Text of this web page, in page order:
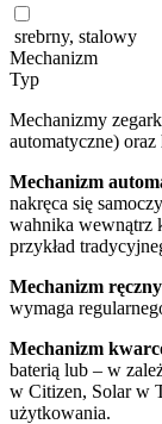
srebrny, stalowy
Mechanizm
Typ
Mechanizmy
automatyczne) oraz
Mechanizm
nakręca się
wahnika wewnątrz
przykład
Mechanizm ręczny
wymaga
Mechanizm
baterią lub – w
w Citizen, Solar w
użytkowania.